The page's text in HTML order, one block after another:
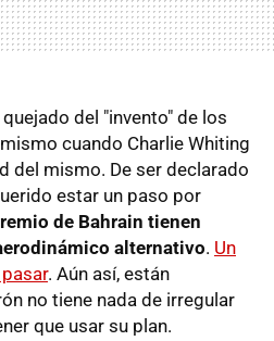
del "invento" de los
cuando Charlie Whiting
del mismo. De ser declarado
estar un paso por
de Bahrain tienen
alternativo. Un
. Aún así, están
no tiene nada de irregular
que usar su plan.